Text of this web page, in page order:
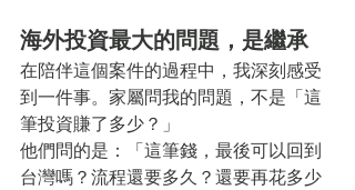
海外投資最大的問題，是繼承
在陪伴這個案件的過程中，我深刻感受
到一件事。家屬問我的問題，不是「這
筆投資賺了多少？」
他們問的是：「這筆錢，最後可以回到
台灣嗎？流程還要多久？還要再花多少